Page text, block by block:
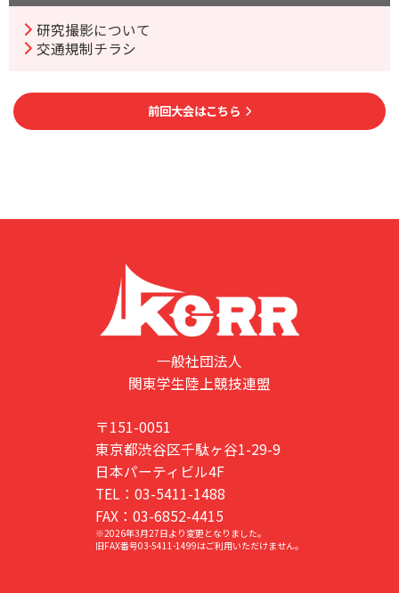
研究撮影について
交通規制チラシ
前回大会はこちら
一般社団法人
関東学生陸上競技連盟
〒151-0051
東京都渋谷区千駄ヶ谷1-29-9
日本パーティビル4F
TEL：03-5411-1488
FAX：03-6852-4415
※2026年3月27日より変更となりました。
旧FAX番号03-5411-1499はご利用いただけません。